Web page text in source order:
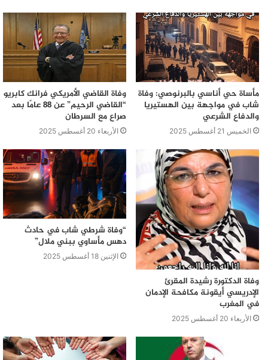
مأساة حي أناسي بالبرنوصي: وفاة
شاب في مواجهة بين الهستيريا
والدفاع الشرعي
الخميس 21 أغسطس 2025
وفاة القاضي الأمريكي فرانك كابريو
“القاضي الرحيم” عن 88 عامًا بعد
صراع مع السرطان
الأربعاء 20 أغسطس 2025
وفاة الدكتورة رشيدة المقرئ
الإدريسي أيقونة مكافحة الإدمان
في المغرب
الأربعاء 20 أغسطس 2025
“وفاة شرطي شاب في حادث
دهس مأساوي ببني ملال”
الإثنين 18 أغسطس 2025